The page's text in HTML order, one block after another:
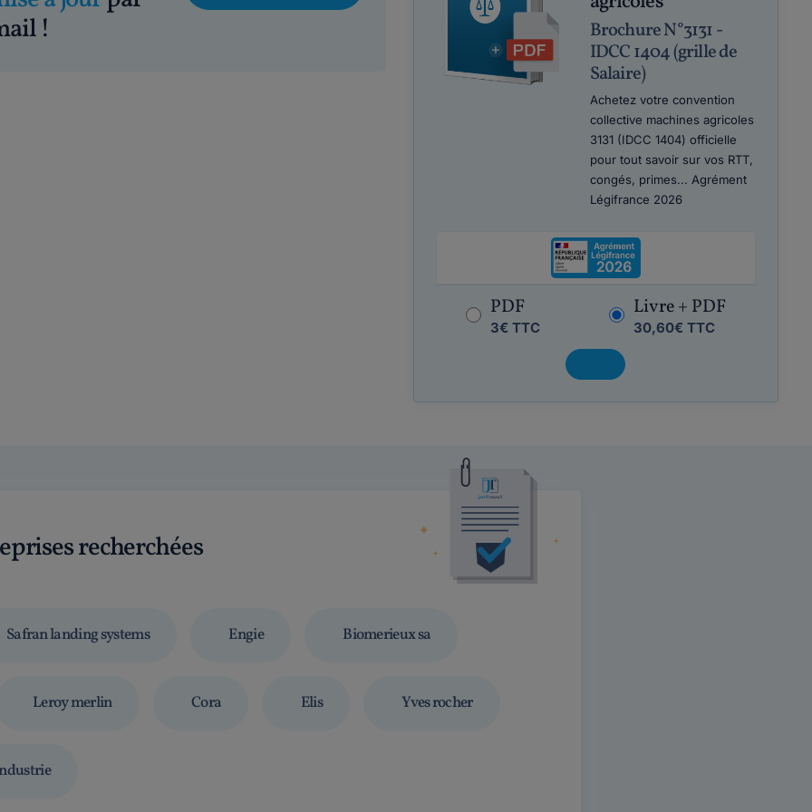
!
Brochure N°3131 -
IDCC 1404 (grille de
Salaire)
Achetez votre convention
collective machines agricoles
3131 (IDCC 1404) officielle
pour tout savoir sur vos RTT,
congés, primes... Agrément
Légifrance 2026
PDF
3€ TTC
Livre + PDF
30,60€ TTC
recherchées
Safran landing systems Engie Biomerieux sa
Leroy merlin Cora Elis Yves rocher